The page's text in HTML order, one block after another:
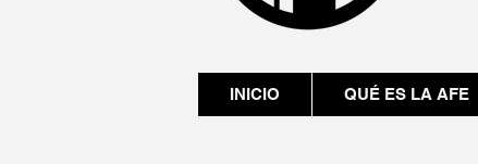
INICIO QUÉ ES LA AFE